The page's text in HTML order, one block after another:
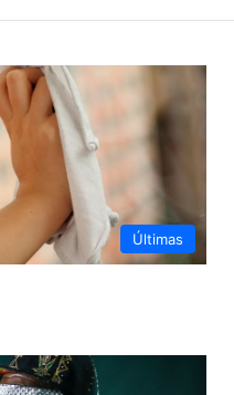
Últimas